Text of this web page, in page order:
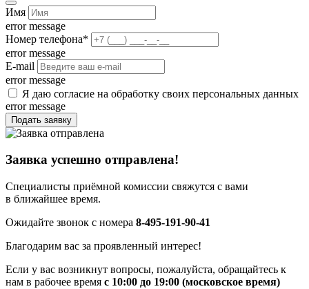
Имя
error message
Номер телефона*
error message
E-mail
error message
Я даю согласие на обработку своих персональных данных
error message
Подать заявку
Заявка успешно отправлена!
Специалисты приёмной комиссии свяжутся с вами
в ближайшее время.
Ожидайте звонок с номера 8-495-191-90-41
Благодарим вас за проявленный интерес!
Если у вас возникнут вопросы, пожалуйста, обращайтесь к
нам в рабочее время с 10:00 до 19:00 (московское время)